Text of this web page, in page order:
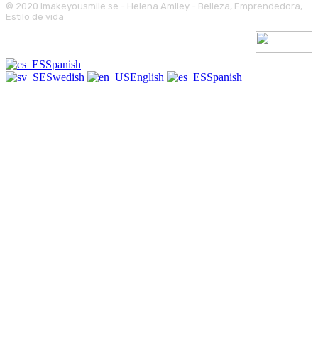
© 2020 Imakeyousmile.se - Helena Amiley - Belleza, Emprendedora,
Estilo de vida
Spanish
Swedish
English Spanish